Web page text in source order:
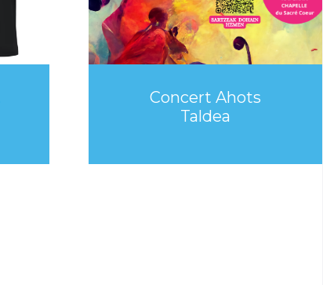
Concert Ahots
Taldea